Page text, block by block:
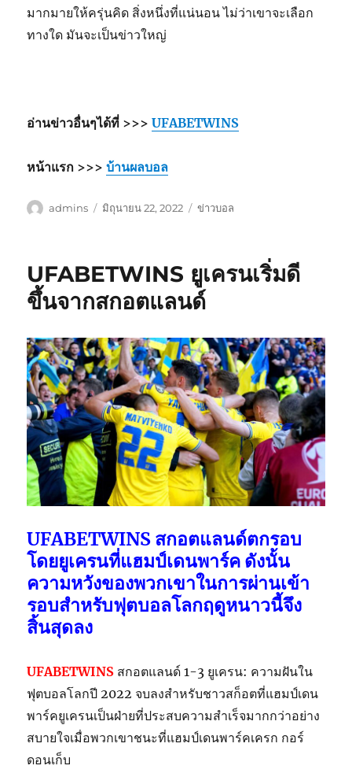
มากมายให้ครุ่นคิด สิ่งหนึ่งที่แน่นอน ไม่ว่าเขาจะเลือก
ทางใด มันจะเป็นข่าวใหญ่
อ่านข่าวอื่นๆได้ที่ >>>UFABETWINS
หน้าแรก >>>บ้านผลบอล
ผู้
admins
เขียน
มิถุนายน 22, 2022
หมวด
ข่าวบอล
UFABETWINS ยูเครนเริ่มดี
ขึ้นจากสกอตแลนด์
UFABETWINS สกอตแลนด์ตกรอบ
โดยยูเครนที่แฮมป์เดนพาร์ค ดังนั้น
ความหวังของพวกเขาในการผ่านเข้า
รอบสำหรับฟุตบอลโลกฤดูหนาวนี้จึง
สิ้นสุดลง
UFABETWINS สกอตแลนด์ 1-3 ยูเครน: ความฝันใน
ฟุตบอลโลกปี 2022 จบลงสำหรับชาวสก็อตที่แฮมป์เดน
พาร์คยูเครนเป็นฝ่ายที่ประสบความสำเร็จมากกว่าอย่าง
สบายใจเมื่อพวกเขาชนะที่แฮมป์เดนพาร์คเครก กอร์
ดอนเก็บ